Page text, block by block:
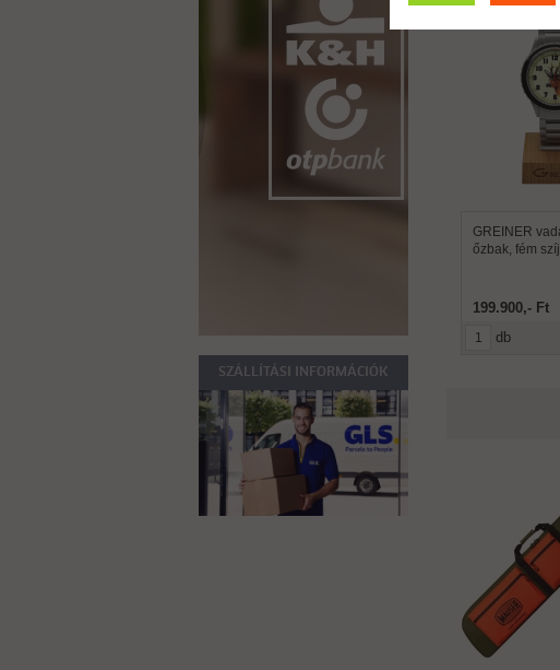
SZÁLLÍTÁSI INFORMÁCIÓK
GREINER
őzbak, fém szíj
199.900,- Ft
db